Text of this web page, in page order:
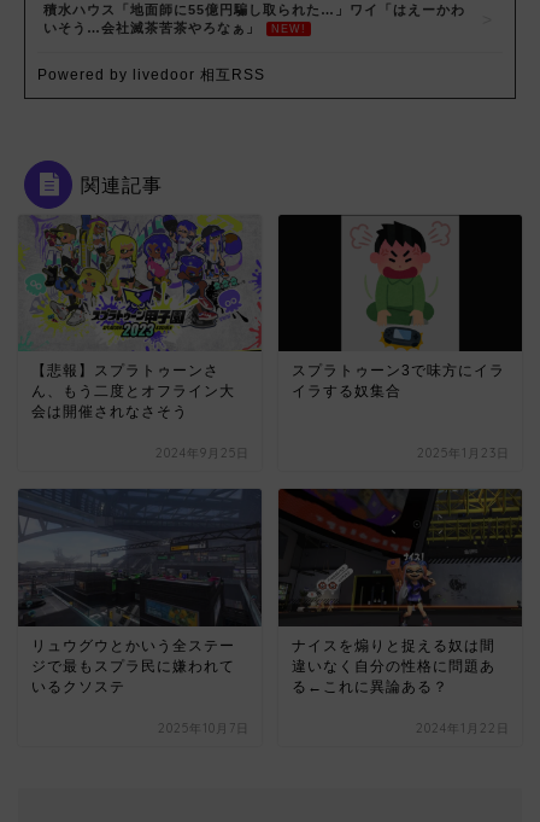
積水ハウス「地面師に55億円騙し取られた…」ワイ「はえーかわ
いそう…会社滅茶苦茶やろなぁ」
NEW!
Powered by livedoor 相互RSS
関連記事
【悲報】スプラトゥーンさ
ん、もう二度とオフライン大
会は開催されなさそう
2024年9月25日
スプラトゥーン3で味方にイラ
イラする奴集合
2025年1月23日
リュウグウとかいう全ステー
ジで最もスプラ民に嫌われて
いるクソステ
2025年10月7日
ナイスを煽りと捉える奴は間
違いなく自分の性格に問題あ
る←これに異論ある？
2024年1月22日